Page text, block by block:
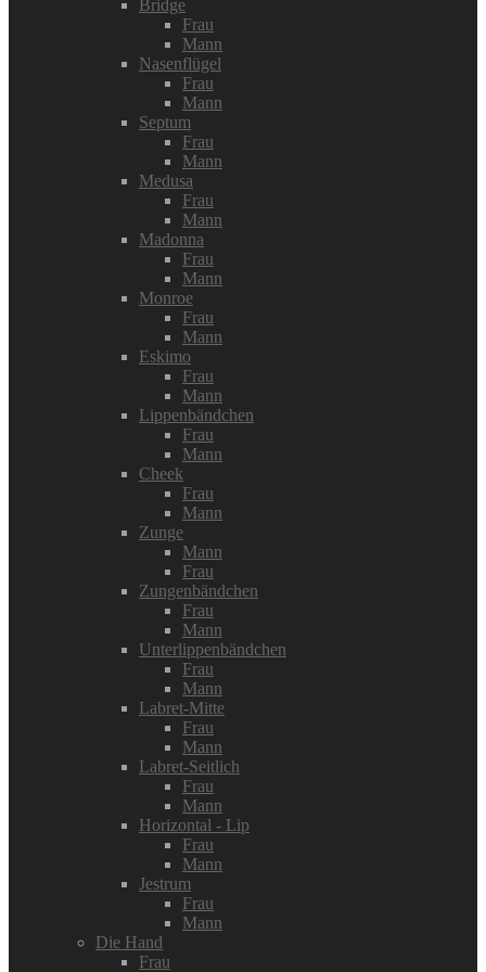
Bridge
Frau
Mann
Nasenflügel
Frau
Mann
Septum
Frau
Mann
Medusa
Frau
Mann
Madonna
Frau
Mann
Monroe
Frau
Mann
Eskimo
Frau
Mann
Lippenbändchen
Frau
Mann
Cheek
Frau
Mann
Zunge
Mann
Frau
Zungenbändchen
Frau
Mann
Unterlippenbändchen
Frau
Mann
Labret-Mitte
Frau
Mann
Labret-Seitlich
Frau
Mann
Horizontal - Lip
Frau
Mann
Jestrum
Frau
Mann
Die Hand
Frau